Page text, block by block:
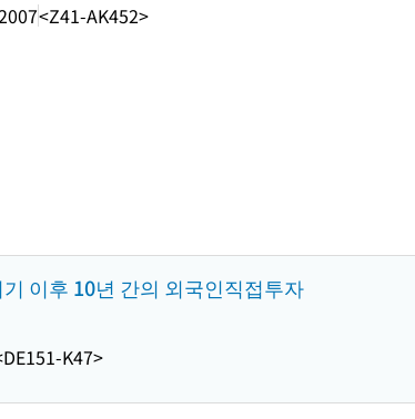
<Z41-AK452>
이후 10년 간의 외국인직접투자
K47>